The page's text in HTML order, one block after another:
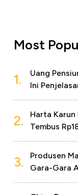
Most
1.
Uang
Ini
2.
Harta Karun
Tembus
3.
Produsen
Gara-Gara